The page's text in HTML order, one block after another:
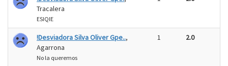
Tracalera
ESIQIE
!Desviadora Silva Oliver Gpe..,
Agarrona
No la queremos
1 2.0